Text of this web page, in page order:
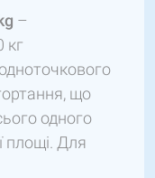
–
кг
що
одного
площі. Для